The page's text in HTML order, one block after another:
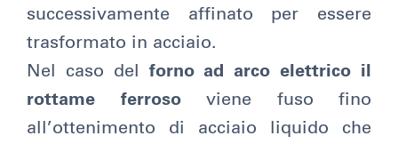
successivamente affinato per essere
trasformato in acciaio.
Nel caso del forno ad arco elettrico il
rottame ferrosoviene fuso fino
all’ottenimento di acciaio liquido che